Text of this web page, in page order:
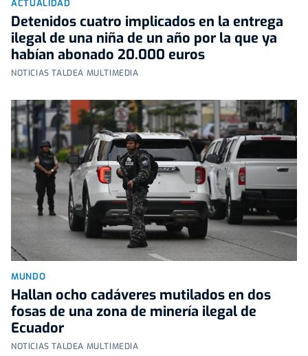
ACTUALIDAD
Detenidos cuatro implicados en la entrega
ilegal de una niña de un año por la que ya
habían abonado 20.000 euros
NOTICIAS TALDEA MULTIMEDIA
MUNDO
Hallan ocho cadáveres mutilados en dos
fosas de una zona de minería ilegal de
Ecuador
NOTICIAS TALDEA MULTIMEDIA